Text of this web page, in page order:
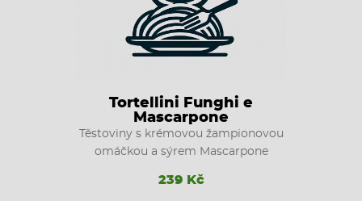
Tortellini Funghi e
Mascarpone
Těstoviny s krémovou žampionovou
omáčkou a sýrem Mascarpone
239 Kč